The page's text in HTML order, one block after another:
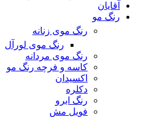
آقایان
رنگ مو
رنگ موی زنانه
رنگ موی لورآل
رنگ موی مردانه
کاسه و فرچه رنگ مو
اکسیدان
دکلره
رنگ ابرو
فویل مش